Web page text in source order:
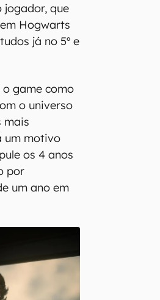
jogador, que
Hogwarts
já no 5º e
game como
o universo
mais
um motivo
os 4 anos
por
um ano em